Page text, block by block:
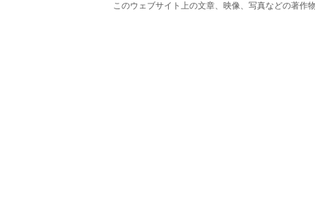
このウェブサイト上の文章、映像、写真などの著作